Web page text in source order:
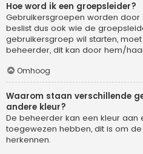
Hoe word ik een groepsleider?
Gebruikersgroepen worden
beslist dus ook wie de
gebruikersgroep wil starten,
beheerder, dit kan door hem/
Omhoog
Waarom staan verschillende
andere kleur?
De beheerder kan een kleur aan
toegewezen hebben, dit is om
herkennen.